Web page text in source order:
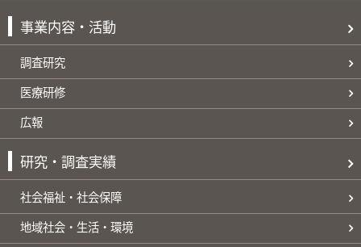
事業内容・活動
調査研究
医療研修
広報
研究・調査実績
社会福祉・社会保障
地域社会・生活・環境